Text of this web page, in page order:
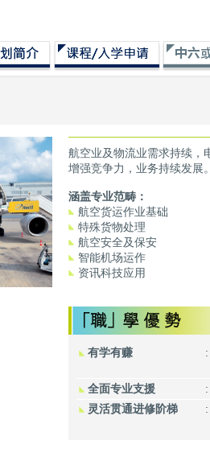
航空业及物流业需求持续，
增强竞争力，业务持续发展。
涵盖专业范畴：
航空货运作业基础
特殊货物处理
航空安全及保安
智能机场运作
资讯科技应用
有学有赚 :
全面专业支援
:
灵活贯通进修阶梯
: